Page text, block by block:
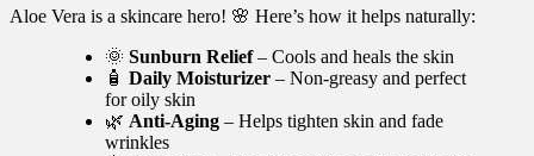
Aloe Vera is a skincare hero! 🌸 Here’s how it helps naturally:
🌞 Sunburn Relief– Cools and heals the skin
🧴 Daily Moisturizer – Non-greasy and perfect
for oily skin
🌿 Anti-Aging – Helps tighten skin and fade
wrinkles